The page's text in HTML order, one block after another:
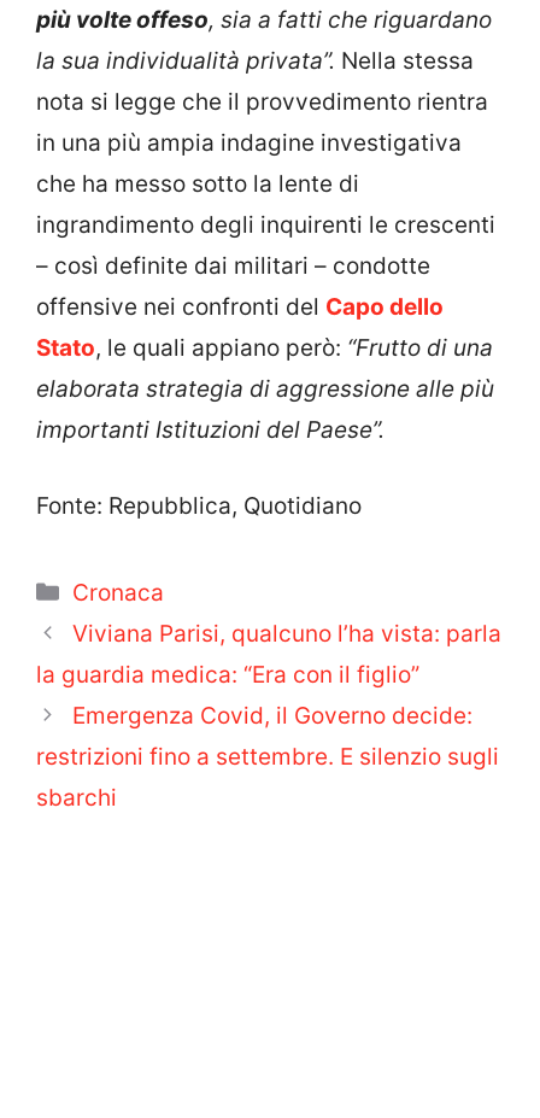
più volte offeso, sia a fatti che riguardano
la sua individualità privata”. Nella stessa
nota si legge che il provvedimento rientra
in una più ampia indagine investigativa
che ha messo sotto la lente di
ingrandimento degli inquirenti le crescenti
– così definite dai militari – condotte
offensive nei confronti del Capo dello
Stato, le quali appiano però: “Frutto di una
elaborata strategia di aggressione alle più
importanti Istituzioni del Paese”.
Fonte: Repubblica, Quotidiano
Categorie
Cronaca
Viviana Parisi, qualcuno l’ha vista: parla
la guardia medica: “Era con il figlio”
Emergenza Covid, il Governo decide:
restrizioni fino a settembre. E silenzio sugli
sbarchi